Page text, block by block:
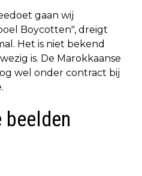
gaan wij
Boycotten", dreigt
Het is niet bekend
is. De Marokkaanse
wel onder contract bij
beelden